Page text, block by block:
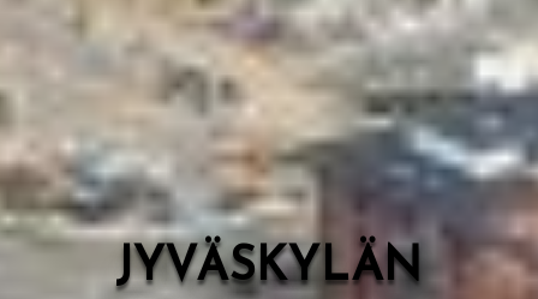
JYVÄSKYLÄN